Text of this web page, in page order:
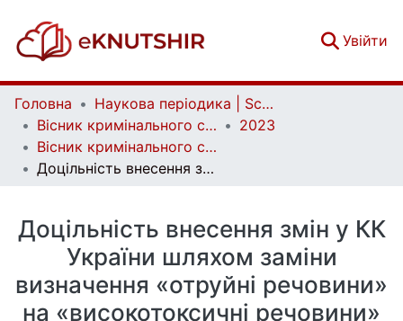
Увійти
Головна
Наукова періодика | Scientific periodicals
Вісник кримінального судочинства | Herald of criminal justice
2023
Вісник кримінального судочинства. № 1-2
Доцільність внесення змін у КК України шляхом заміни визначення «отруйні речовини» на «високотоксичні речовини» відповідно до законодавства ЄС
Доцільність внесення змін у КК
України шляхом заміни
визначення «отруйні речовини»
на «високотоксичні речовини»